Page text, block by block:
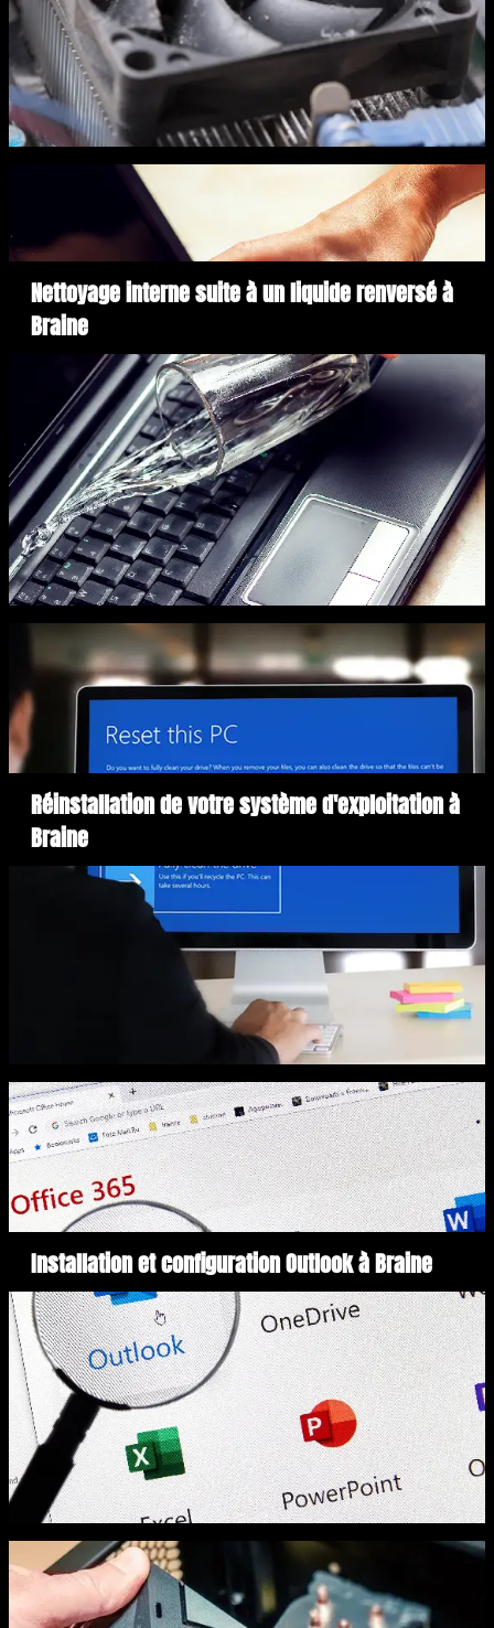
Nettoyage interne suite à un liquide renversé à
Braine
Réinstallation de votre système d'exploitation à
Braine
Installation et configuration Outlook à Braine